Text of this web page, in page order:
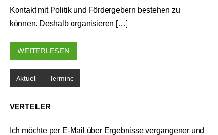
Kontakt mit Politik und Fördergebern bestehen zu
können. Deshalb organisieren […]
WEITERLESEN
Aktuell Termine
VERTEILER
Ich möchte per E-Mail über Ergebnisse vergangener und